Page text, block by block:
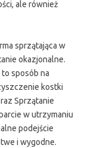
ale również
sprzątająca w
okazjonalne.
sposób na
kostki
Sprzątanie
w utrzymaniu
podejście
i wygodne.